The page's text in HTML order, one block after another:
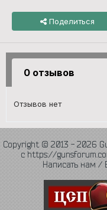
Поделиться
0 отзывов
Отзывов нет
Copyright © 2013 - 2026
с https://
Написать нам /